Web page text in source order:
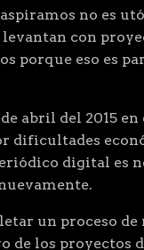
no es
con
porque eso es
abril del 2015
dificultades
digital es
un proceso
los proyectos